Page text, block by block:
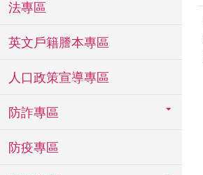
法專區
英文戶籍謄本專區
人口政策宣導專區
防詐專區
防疫專區